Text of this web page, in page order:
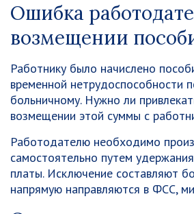
Ошибка
возмещении
Работнику было начислено
временной нетрудоспособности
больничному. Нужно ли
возмещении этой суммы с
Работодателю необходимо
самостоятельно путем
платы. Исключение составляют
напрямую направляются в ФСС,